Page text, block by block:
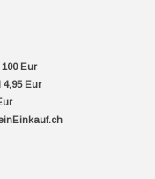
Eur
Eur